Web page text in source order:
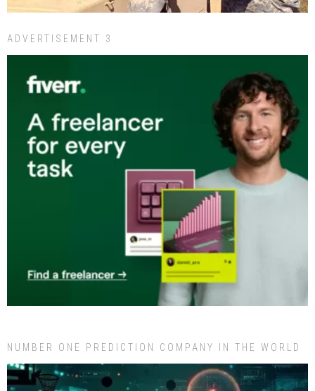
ADVERTISEMENT 3
NUMBER ONE PREDICTION COMPANY IN THE WORLD